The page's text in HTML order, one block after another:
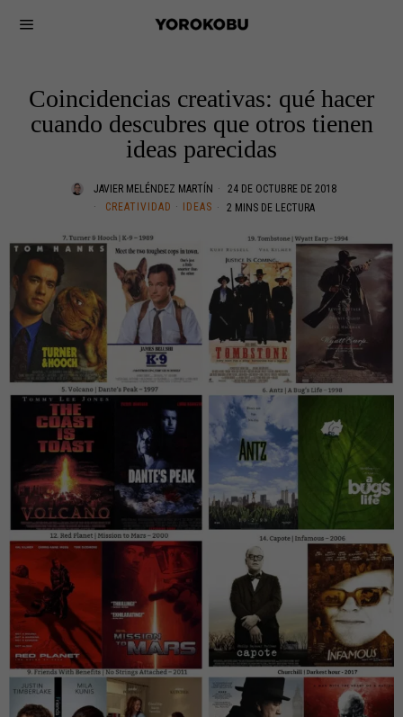
Coincidencias creativas: qué hacer
cuando descubres que otros tienen
ideas parecidas
JAVIER MELÉNDEZ MARTÍN
24 DE OCTUBRE DE 2018
CREATIVIDAD · IDEAS 2 MINS DE LECTURA